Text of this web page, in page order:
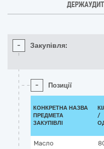
- Закупівля:
- Позиції
КОНКРЕТНА НАЗВА
ПРЕДМЕТА
ЗАКУПІВЛІ
/
Масло